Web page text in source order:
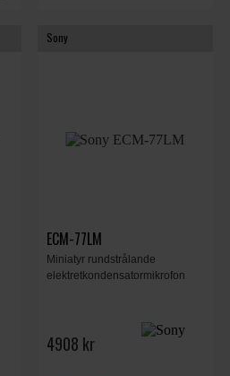
Sony
ECM-77LM
Miniatyr rundstrålande
elektretkondensatormikrofon
4908 kr